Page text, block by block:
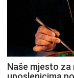
Naše mjesto za